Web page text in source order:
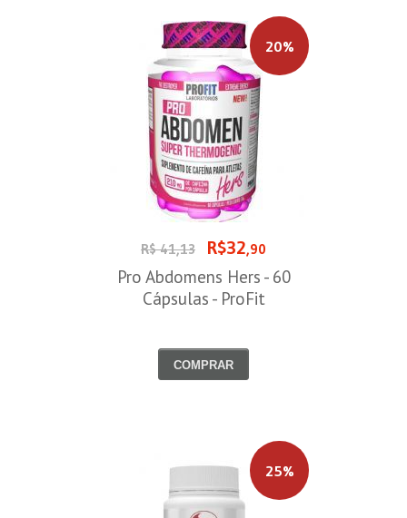
20%
R$ 41,13 R$32,90
Pro Abdomens Hers - 60
Cápsulas - ProFit
COMPRAR
25%